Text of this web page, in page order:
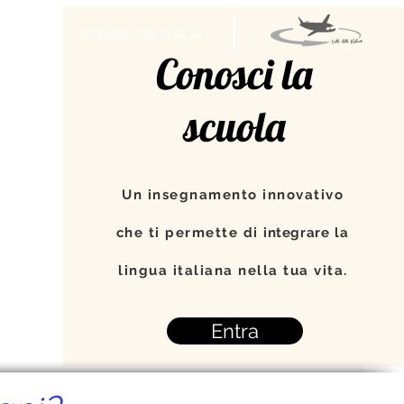
Conosci la
scuola
Un insegnamento innovativo
che ti permette di integrare la
lingua italiana nella tua vita.
Entra